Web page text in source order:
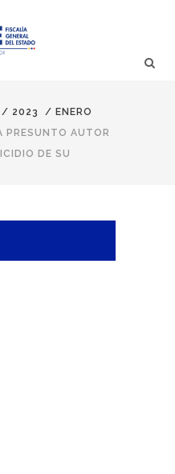
/ 2023 / ENERO
PRESUNTO AUTOR
DE SU